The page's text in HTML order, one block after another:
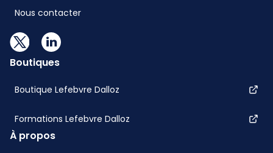
Nous contacter
Boutiques
Boutique Lefebvre Dalloz
Formations Lefebvre Dalloz
À propos